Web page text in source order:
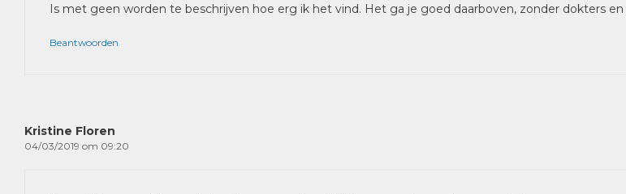
Is met geen worden te beschrijven hoe erg ik het vind. Het ga je goed daarboven, zonder dokters
Beantwoorden
Kristine Floren
04/03/2019 om 09:20